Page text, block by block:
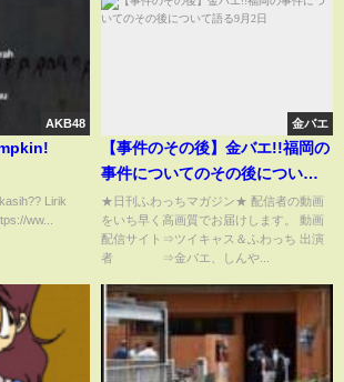
AKB48
Lirik
ww...
金バエ
【事件のその後】金バエ!!福岡の
事件についてのその後について
語る9月2日
★日刊ふわっちマガジン★ 配信者の動画
をいち早く高画質でお届けします。 動画
配信サイト⇒ツイキャス＆ふわっち 出演
者 ⇒金バエ、しんや...